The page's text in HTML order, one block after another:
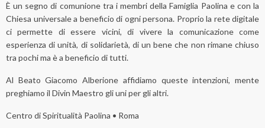
È un segno di comunione tra i membri della Famiglia Paolina e con la
Chiesa universale a beneficio di ogni persona. Proprio la rete digitale
ci permette di essere vicini, di vivere la comunicazione come
esperienza di unità, di solidarietà, di un bene che non rimane chiuso
tra pochi ma è a beneficio di tutti.
Al Beato Giacomo Alberione affidiamo queste intenzioni, mente
preghiamo il Divin Maestro gli uni per gli altri.
Centro di Spiritualità Paolina • Roma